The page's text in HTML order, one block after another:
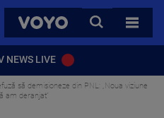
VOYO
CAUTA
TOATE
NEWS LIVE
să demisioneze din PNL: „Noua viziune
am deranjat”